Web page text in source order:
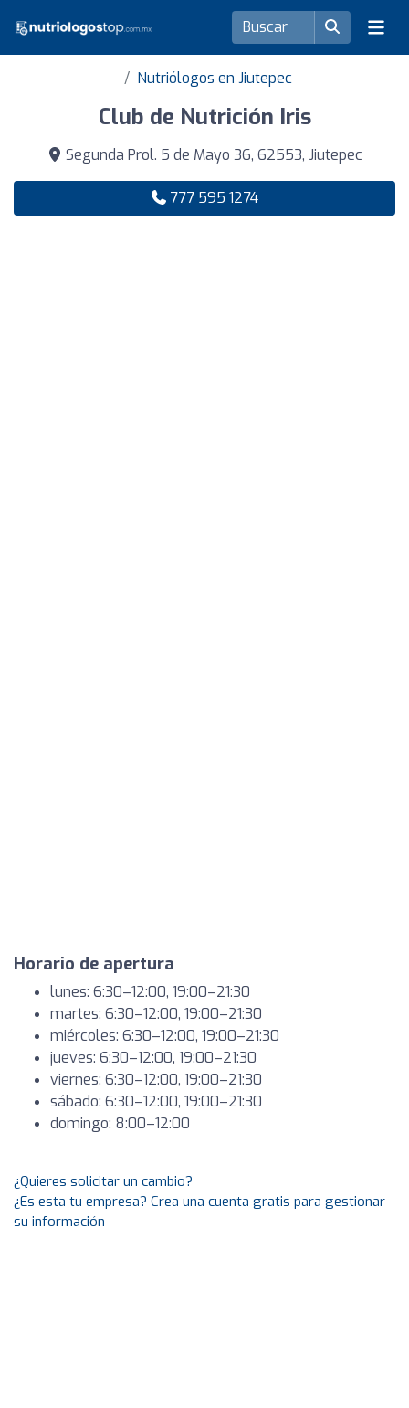
Nutriólogos en Jiutepec
Club de Nutrición Iris
Segunda Prol. 5 de Mayo 36, 62553, Jiutepec
777 595 1274
Horario de apertura
lunes: 6:30–12:00, 19:00–21:30
martes: 6:30–12:00, 19:00–21:30
miércoles: 6:30–12:00, 19:00–21:30
jueves: 6:30–12:00, 19:00–21:30
viernes: 6:30–12:00, 19:00–21:30
sábado: 6:30–12:00, 19:00–21:30
domingo: 8:00–12:00
¿Quieres solicitar un cambio?
¿Es esta tu empresa? Crea una cuenta gratis para gestionar
su información